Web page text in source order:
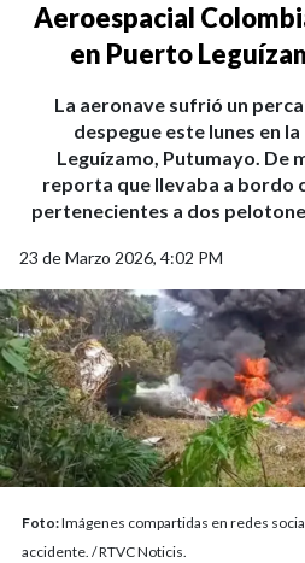
Aeroespacial
en Puerto
La aeronave sufrió un
despegue este lunes en
Leguízamo, Putumayo. De
reporta que llevaba a bordo
pertenecientes a dos
23 de Marzo 2026, 4:02 PM
Foto:Imágenes compartidas en redes
accidente. / RTVC Noticis.